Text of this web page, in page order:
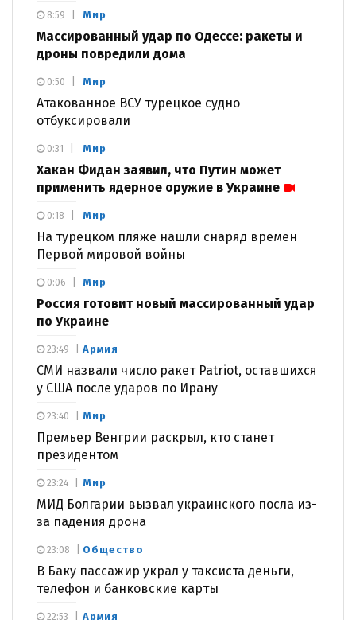
Мир
Массированный удар по Одессе: ракеты и
дроны повредили дома
8:59
Мир
Атакованное ВСУ турецкое судно
отбуксировали
0:50
Мир
Хакан Фидан заявил, что Путин может
применить ядерное оружие в Украине
0:31
Мир
На турецком пляже нашли снаряд времен
Первой мировой войны
0:18
Мир
Россия готовит новый массированный удар
по Украине
0:06
Армия
СМИ назвали число ракет Patriot, оставшихся
у США после ударов по Ирану
23:49
Мир
Премьер Венгрии раскрыл, кто станет
президентом
23:40
Мир
МИД Болгарии вызвал украинского посла из-
за падения дрона
23:24
Общество
В Баку пассажир украл у таксиста деньги,
телефон и банковские карты
23:08
Армия
22:53